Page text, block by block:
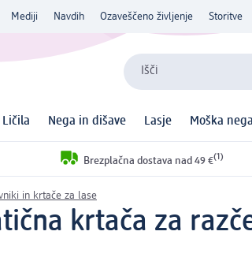
Mediji Navdih Ozaveščeno življenje Storitve
Išči
Ličila Nega in dišave Lasje Moška nega
Brezplačna dostava nad 49 €(1)
in krtače za lase
krtača za